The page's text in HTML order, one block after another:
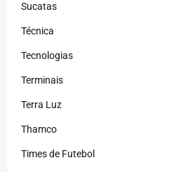
Sucatas
Técnica
Tecnologias
Terminais
Terra Luz
Thamco
Times de Futebol